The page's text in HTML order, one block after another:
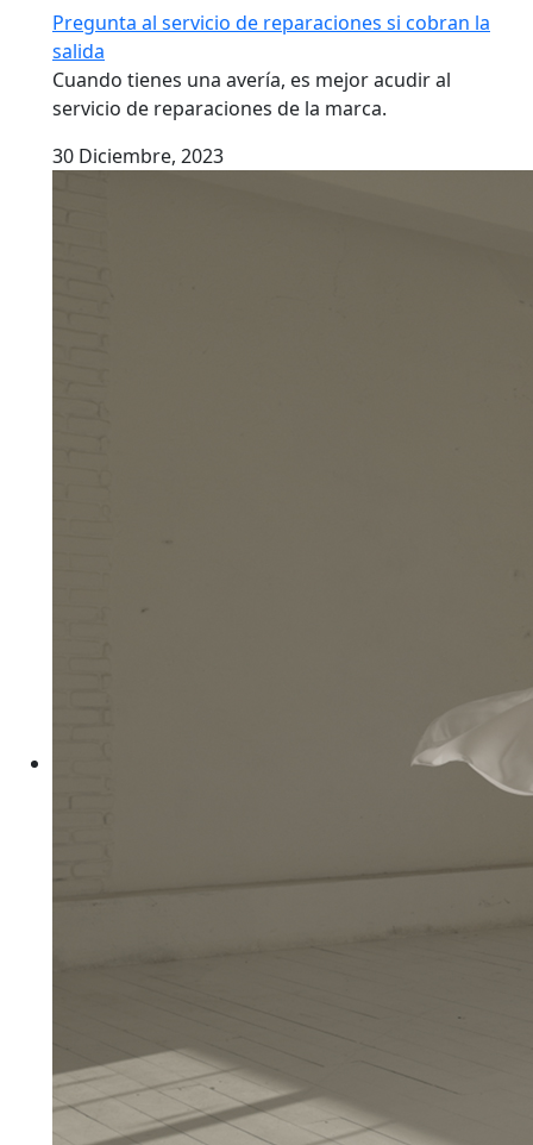
Pregunta al servicio de reparaciones si cobran la
salida
Cuando tienes una avería, es mejor acudir al
servicio de reparaciones de la marca.
30 Diciembre, 2023